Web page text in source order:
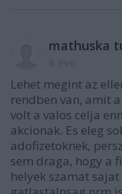
mathuska
Lehet megint az
rendben van, amit
volt a valos celja
akcionak. Es eleg
adofizetoknek,
sem draga, hogy a
helyek szamat